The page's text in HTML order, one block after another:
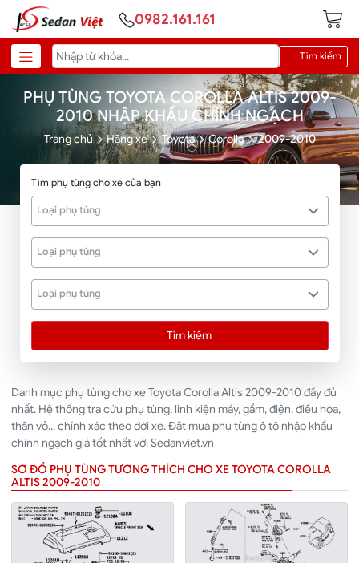
0982.161.161
Tìm kiếm
PHỤ TÙNG TOYOTA COROLLA ALTIS 2009-
2010 NHẬP KHẨU CHÍNH NGẠCH
Trang chủ Hãng xe Toyota Corolla 2009-2010
Tìm phụ tùng cho xe của bạn
Loại phụ tùng
Loại phụ tùng
Loại phụ tùng
Tìm kiếm
Danh mục phụ tùng cho xe Toyota Corolla Altis 2009-2010 đầy đủ
nhất. Hệ thống tra cứu phụ tùng, linh kiện máy, gầm, điện, điều hòa,
thân vỏ... chính xác theo đời xe. Đặt mua phụ tùng ô tô nhập khẩu
chính ngạch giá tốt nhất với Sedanviet.vn
SƠ ĐỒ PHỤ TÙNG TƯƠNG THÍCH CHO XE TOYOTA COROLLA
ALTIS 2009-2010